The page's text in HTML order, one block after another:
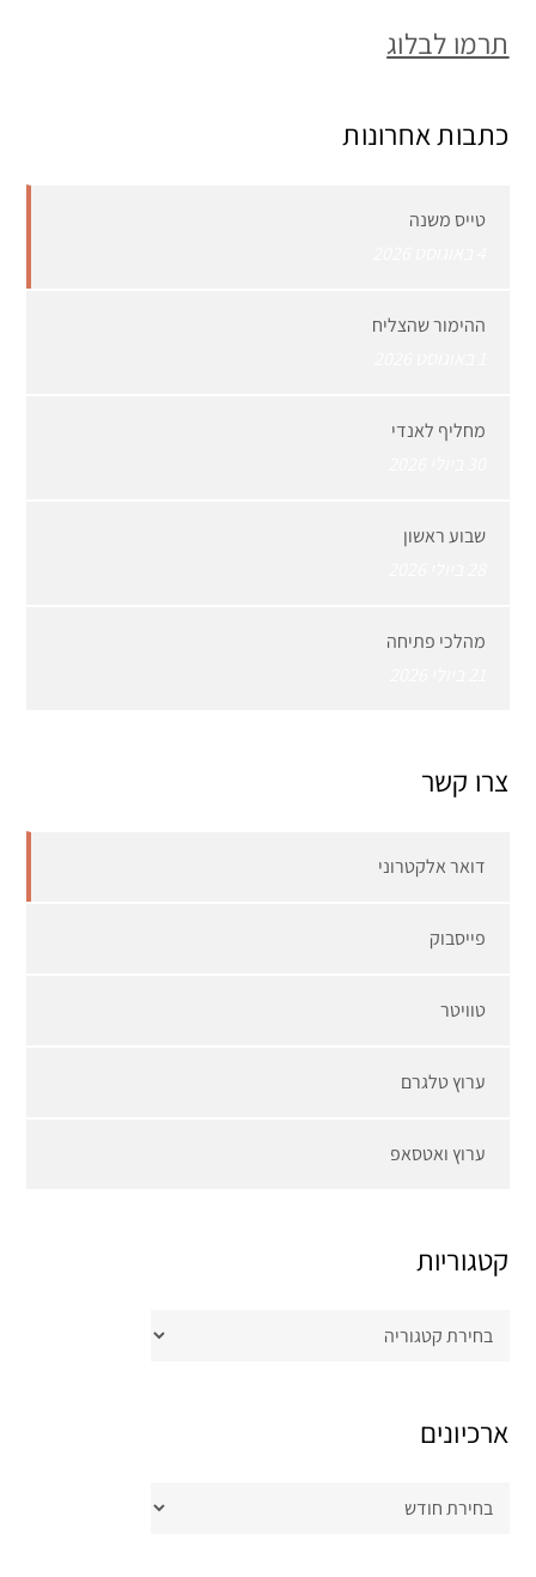
תרמו לבלוג
כתבות אחרונות
טייס משנה
ההימור שהצליח
מחליף לאנדי
שבוע ראשון
מהלכי פתיחה
צרו קשר
דואר אלקטרוני
פייסבוק
טוויטר
ערוץ טלגרם
ערוץ ואטסאפ
קטגוריות
ארכיונים